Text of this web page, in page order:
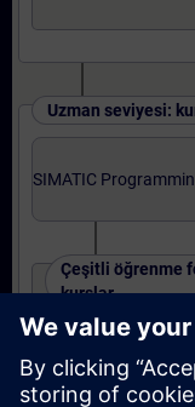
Uzman seviyesi:
SIMATIC
Çeşitli öğrenme
kurslar
SIMATIC S7-1500
OR